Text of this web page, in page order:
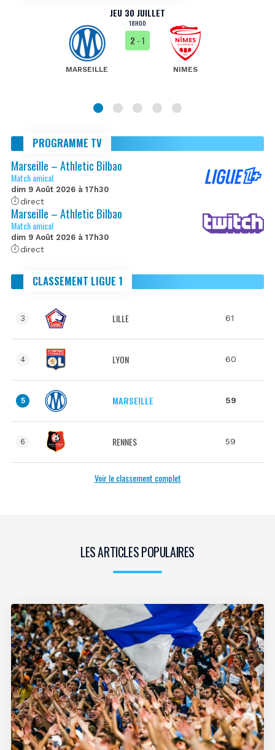
JEU 30 JUILLET
18H00
MARSEILLE
2 - 1
NIMES
PROGRAMME TV
Marseille – Athletic Bilbao
Match amical
dim 9 Août 2026 à 17h30
direct
Marseille – Athletic Bilbao
Match amical
dim 9 Août 2026 à 17h30
direct
CLASSEMENT LIGUE 1
3 LILLE 61
4 LYON 60
5 MARSEILLE 59
6 RENNES 59
Voir le classement complet
LES ARTICLES POPULAIRES